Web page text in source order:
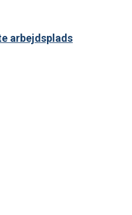
arbejdsplads